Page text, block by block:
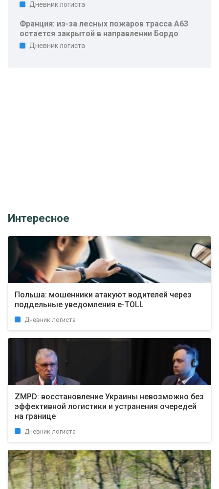
Дневник логиста
Франция: из-за лесных пожаров трасса A63
остается закрытой в направлении Бордо
Дневник логиста
Интересное
Польша: мошенники атакуют водителей через
поддельные уведомления e-TOLL
Дневник логиста
ZMPD: восстановление Украины невозможно без
эффективной логистики и устранения очередей
на границе
Дневник логиста